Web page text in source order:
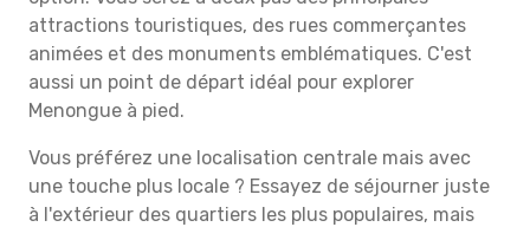
attractions touristiques, des rues commerçantes
animées et des monuments emblématiques. C'est
aussi un point de départ idéal pour explorer
Menongue à pied.
Vous préférez une localisation centrale mais avec
une touche plus locale ? Essayez de séjourner juste
à l'extérieur des quartiers les plus populaires, mais